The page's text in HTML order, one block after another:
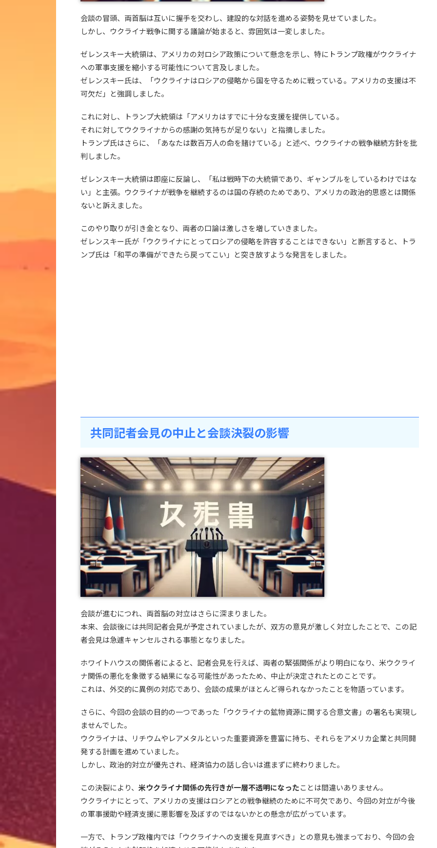
会談の冒頭、両首脳は互いに握手を交わし、建設的な対話を進める姿勢を見せていました。
しかし、ウクライナ戦争に関する議論が始まると、雰囲気は一変しました。
ゼレンスキー大統領は、アメリカの対ロシア政策について懸念を示し、特にトランプ政権がウクライナ
への軍事支援を縮小する可能性について言及しました。
ゼレンスキー氏は、「ウクライナはロシアの侵略から国を守るために戦っている。アメリカの支援は不
可欠だ」と強調しました。
これに対し、トランプ大統領は「アメリカはすでに十分な支援を提供している。
それに対してウクライナからの感謝の気持ちが足りない」と指摘しました。
トランプ氏はさらに、「あなたは数百万人の命を賭けている」と述べ、ウクライナの戦争継続方針を批
判しました。
ゼレンスキー大統領は即座に反論し、「私は戦時下の大統領であり、ギャンブルをしているわけではな
い」と主張。ウクライナが戦争を継続するのは国の存続のためであり、アメリカの政治的思惑とは関係
ないと訴えました。
このやり取りが引き金となり、両者の口論は激しさを増していきました。
ゼレンスキー氏が「ウクライナにとってロシアの侵略を許容することはできない」と断言すると、トラ
ンプ氏は「和平の準備ができたら戻ってこい」と突き放すような発言をしました。
共同記者会見の中止と会談決裂の影響
会談が進むにつれ、両首脳の対立はさらに深まりました。
本来、会談後には共同記者会見が予定されていましたが、双方の意見が激しく対立したことで、この記
者会見は急遽キャンセルされる事態となりました。
ホワイトハウスの関係者によると、記者会見を行えば、両者の緊張関係がより明白になり、米ウクライ
ナ関係の悪化を象徴する結果になる可能性があったため、中止が決定されたとのことです。
これは、外交的に異例の対応であり、会談の成果がほとんど得られなかったことを物語っています。
さらに、今回の会談の目的の一つであった「ウクライナの鉱物資源に関する合意文書」の署名も実現し
ませんでした。
ウクライナは、リチウムやレアメタルといった重要資源を豊富に持ち、それらをアメリカ企業と共同開
発する計画を進めていました。
しかし、政治的対立が優先され、経済協力の話し合いは進まずに終わりました。
この決裂により、 米ウクライナ関係の先行きが一層不透明になったことは間違いありません。
ウクライナにとって、アメリカの支援はロシアとの戦争継続のために不可欠であり、今回の対立が今後
の軍事援助や経済支援に悪影響を及ぼすのではないかとの懸念が広がっています。
一方で、トランプ政権内では「ウクライナへの支援を見直すべき」との意見も強まっており、今回の会